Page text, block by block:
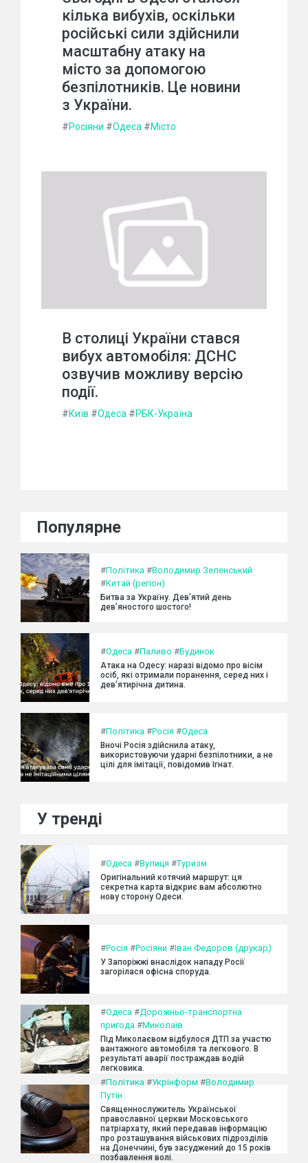
кілька вибухів, оскільки
російські сили здійснили
масштабну атаку на
місто за допомогою
безпілотників. Це новини
з України.
#Росіяни #Одеса #Місто
В столиці України стався
вибух автомобіля: ДСНС
озвучив можливу версію
події.
#Київ #Одеса #РБК-Україна
Популярне
#Політика #Володимир Зеленський
#Китай (регіон)
Битва за Україну. Дев’ятий день
дев’яностого шостого!
#Одеса #Паливо #Будинок
Атака на Одесу: наразі відомо про вісім
осіб, які отримали поранення, серед них і
дев'ятирічна дитина.
#Політика #Росія #Одеса
Вночі Росія здійснила атаку,
використовуючи ударні безпілотники, а не
цілі для імітації, повідомив Ігнат.
У тренді
#Одеса #Вулиця #Туризм
Оригінальний котячий маршрут: ця
секретна карта відкриє вам абсолютно
нову сторону Одеси.
#Росія #Росіяни #Іван Федоров (друкар)
У Запоріжжі внаслідок нападу Росії
загорілася офісна споруда.
#Одеса #Дорожньо-транспортна
пригода #Миколаїв
Під Миколаєвом відбулося ДТП за участю
вантажного автомобіля та легкового. В
результаті аварії постраждав водій
легковика.
#Політика #Укрінформ #Володимир
Путін
Священнослужитель Української
православної церкви Московського
патріархату, який передавав інформацію
про розташування військових підрозділів
на Донеччині, був засуджений до 15 років
позбавлення волі.